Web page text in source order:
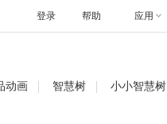
帮助 应用
登录
动画 智慧树 小小智慧树